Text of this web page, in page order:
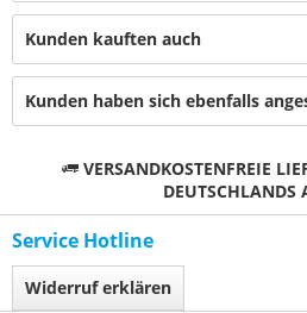
Kunden kauften auch
Kunden haben sich ebenfalls
VERSANDKOSTENFREIE
DEUTSCHLANDS
Service Hotline
Widerruf erklären